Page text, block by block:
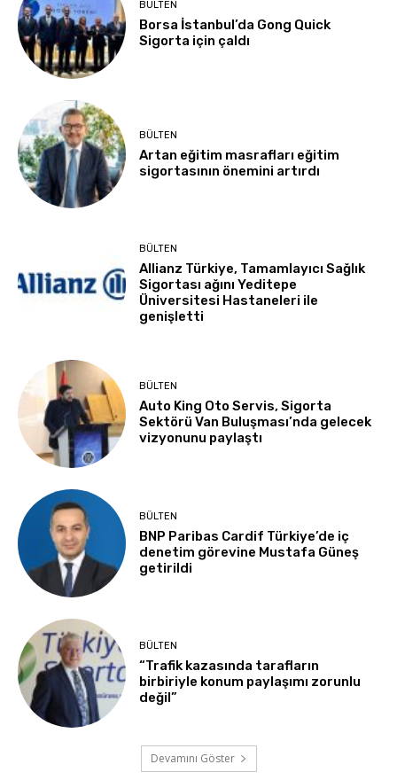
BÜLTEN
Borsa İstanbul’da Gong Quick
Sigorta için çaldı
BÜLTEN
Artan eğitim masrafları eğitim
sigortasının önemini artırdı
BÜLTEN
Allianz Türkiye, Tamamlayıcı Sağlık
Sigortası ağını Yeditepe
Üniversitesi Hastaneleri ile
genişletti
BÜLTEN
Auto King Oto Servis, Sigorta
Sektörü Van Buluşması’nda gelecek
vizyonunu paylaştı
BÜLTEN
BNP Paribas Cardif Türkiye’de iç
denetim görevine Mustafa Güneş
getirildi
BÜLTEN
“Trafik kazasında tarafların
birbiriyle konum paylaşımı zorunlu
değil”
Devamını Göster